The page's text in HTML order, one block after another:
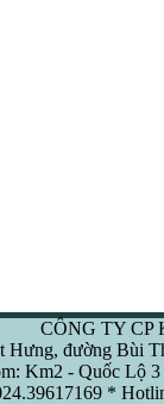
CÔNG TY CP
đường Bùi
Km2 - Quốc Lộ
*